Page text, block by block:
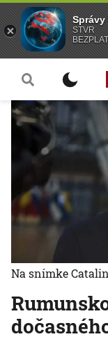
Na snímke
Správy
STVR